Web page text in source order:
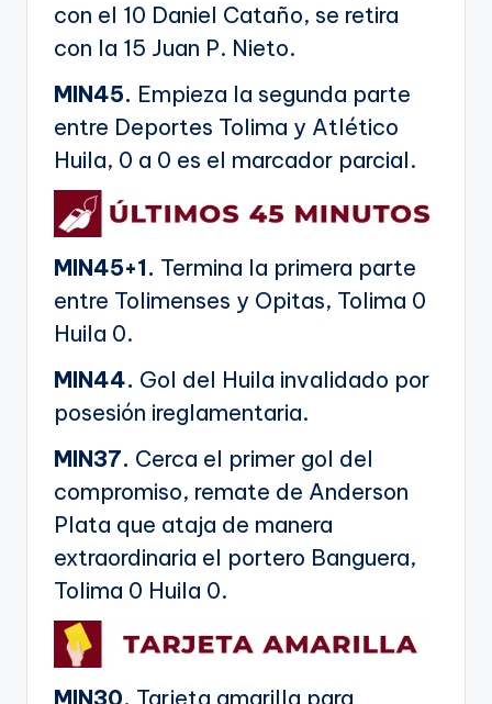
con el 10 Daniel Cataño, se retira
con la 15 Juan P. Nieto.
MIN45. Empieza la segunda parte
entre Deportes Tolima y Atlético
Huila, 0 a 0 es el marcador parcial.
MIN45+1. Termina la primera parte
entre Tolimenses y Opitas, Tolima 0
Huila 0.
MIN44. Gol del Huila invalidado por
posesión ireglamentaria.
MIN37. Cerca el primer gol del
compromiso, remate de Anderson
Plata que ataja de manera
extraordinaria el portero Banguera,
Tolima 0 Huila 0.
MIN30. Tarjeta amarilla para